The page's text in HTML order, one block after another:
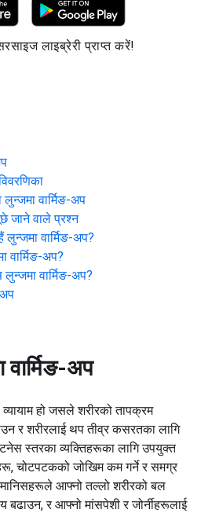
लाइब्रेरी प्राप्त करें!
लुन्जमा वार्मिङ-अप
जाने वाले प्रश्न
लुन्जमा वार्मिङ-अप?
वार्मिङ-अप?
लुन्जमा वार्मिङ-अप?
अप
वार्मिङ-अप
हो जसले शरीरको तापक्रम
र शरीरलाई थप तीव्र कसरतका लागि
स्तरका व्यक्तिहरूका लागि उपयुक्त
चोटपटकको जोखिम कम गर्ने र समग्र
मानिसहरूले आफ्नो तल्लो शरीरको बल
र आफ्नो मांसपेशी र जोर्नीहरूलाई